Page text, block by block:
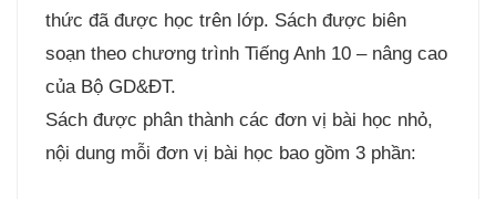
thức đã được học trên lớp. Sách được biên
soạn theo chương trình Tiếng Anh 10 – nâng cao
của Bộ GD&ĐT.
Sách được phân thành các đơn vị bài học nhỏ,
nội dung mỗi đơn vị bài học bao gồm 3 phần: